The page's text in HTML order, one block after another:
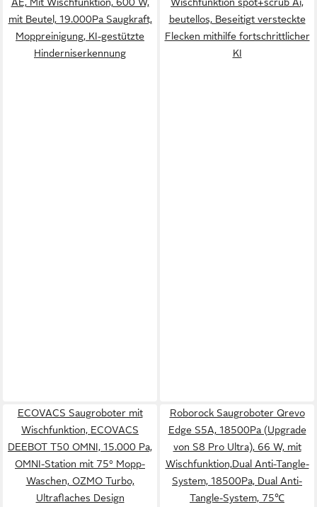
mit Beutel, 19.000Pa Saugkraft,
Moppreinigung, KI-gestützte
Hinderniserkennung
beutellos, Beseitigt versteckte
Flecken mithilfe fortschrittlicher
KI
ECOVACS Saugroboter mit
Wischfunktion, ECOVACS
DEEBOT T50 OMNI, 15.000 Pa,
OMNI-Station mit 75° Mopp-
Waschen, OZMO Turbo,
Ultraflaches Design
Roborock Saugroboter Qrevo
Edge S5A, 18500Pa (Upgrade
von S8 Pro Ultra), 66 W, mit
Wischfunktion,Dual Anti-Tangle-
System, 18500Pa, Dual Anti-
Tangle-System, 75℃